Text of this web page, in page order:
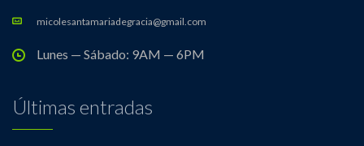
micolesantamariadegracia@gmail.com
Lunes — Sábado: 9AM — 6PM
Últimas entradas